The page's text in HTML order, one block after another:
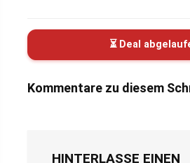
⏳ Deal
Kommentare zu diesem
HINTERLASSE EINEN